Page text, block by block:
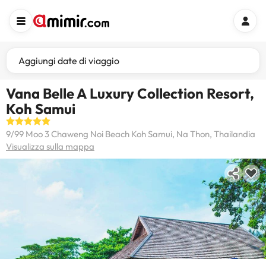
Aggiungi date di viaggio
Vana Belle A Luxury Collection Resort,
Koh Samui
9/99 Moo 3 Chaweng Noi Beach Koh Samui, Na Thon, Thailandia
Visualizza sulla mappa